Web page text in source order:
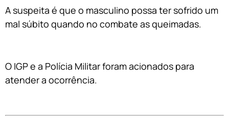
A suspeita é que o masculino possa ter sofrido um
mal súbito quando no combate as queimadas.
O IGP e a Polícia Militar foram acionados para
atender a ocorrência.